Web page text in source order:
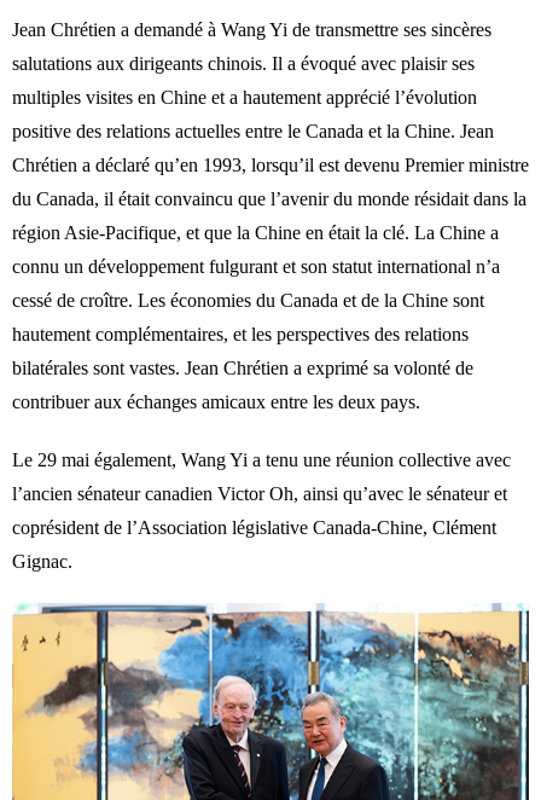
Jean Chrétien a demandé à Wang Yi de transmettre ses sincères
salutations aux dirigeants chinois. Il a évoqué avec plaisir ses
multiples visites en Chine et a hautement apprécié l’évolution
positive des relations actuelles entre le Canada et la Chine. Jean
Chrétien a déclaré qu’en 1993, lorsqu’il est devenu Premier ministre
du Canada, il était convaincu que l’avenir du monde résidait dans la
région Asie-Pacifique, et que la Chine en était la clé. La Chine a
connu un développement fulgurant et son statut international n’a
cessé de croître. Les économies du Canada et de la Chine sont
hautement complémentaires, et les perspectives des relations
bilatérales sont vastes. Jean Chrétien a exprimé sa volonté de
contribuer aux échanges amicaux entre les deux pays.
Le 29 mai également, Wang Yi a tenu une réunion collective avec
l’ancien sénateur canadien Victor Oh, ainsi qu’avec le sénateur et
coprésident de l’Association législative Canada-Chine, Clément
Gignac.